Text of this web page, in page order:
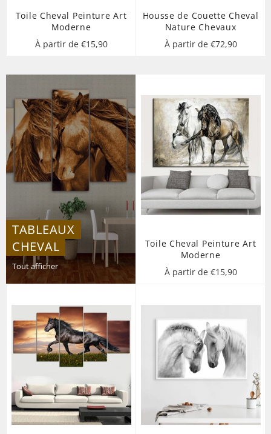
Toile Cheval Peinture Art
Moderne
À partir de €15,90
Housse de Couette Cheval
Nature Chevaux
À partir de €72,90
TABLEAUX
CHEVAL
Tout afficher
Toile Cheval Peinture Art
Moderne
À partir de €15,90